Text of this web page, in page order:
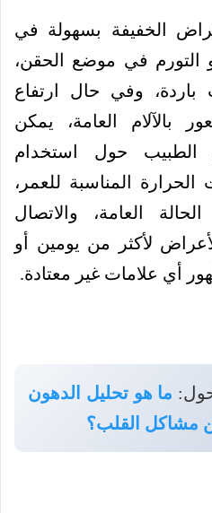
الخفيفة بسهولة في
التورم في موضع الحقن،
وفي حال ارتفاع
بالآلام العامة، يمكن
الطبيب حول استخدام
المناسبة للعمر،
العامة، والاتصال
لأكثر من يومين أو
أي علامات غير معتادة.
ما هو تحليل الدهون
مشاكل القلب؟